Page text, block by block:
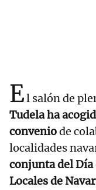
El salón de
Tudela ha
conveniode
localidades
conjunta del Día
Locales de